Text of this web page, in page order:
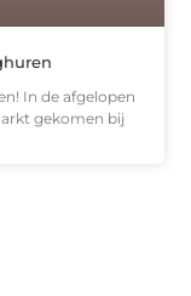
In de afgelopen
gekomen bij